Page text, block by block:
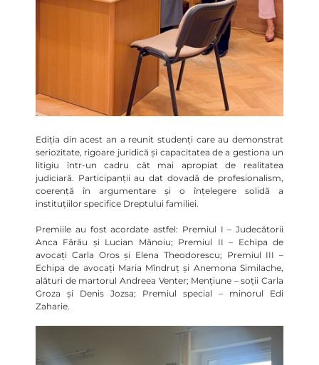
Ediția din acest an a reunit studenți care au demonstrat
seriozitate, rigoare juridică și capacitatea de a gestiona un
litigiu într-un cadru cât mai apropiat de realitatea
judiciară. Participanții au dat dovadă de profesionalism,
coerență în argumentare și o înțelegere solidă a
instituțiilor specifice Dreptului familiei.
Premiile au fost acordate astfel: Premiul I – Judecătorii
Anca Fărău și Lucian Mănoiu; Premiul II – Echipa de
avocați Carla Oros și Elena Theodorescu; Premiul III –
Echipa de avocați Maria Mîndruț și Anemona Similache,
alături de martorul Andreea Venter; Mențiune – soții Carla
Groza și Denis Jozsa; Premiul special – minorul Edi
Zaharie.